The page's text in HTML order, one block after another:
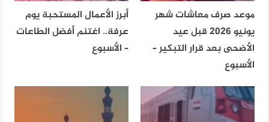
موعد صرف معاشات شهر
يونيو 2026 قبل عيد
الأضحى بعد قرار التبكير –
الأسبوع
أبرز الأعمال المستحبة يوم
عرفة.. اغتنم أفضل الطاعات
– الأسبوع